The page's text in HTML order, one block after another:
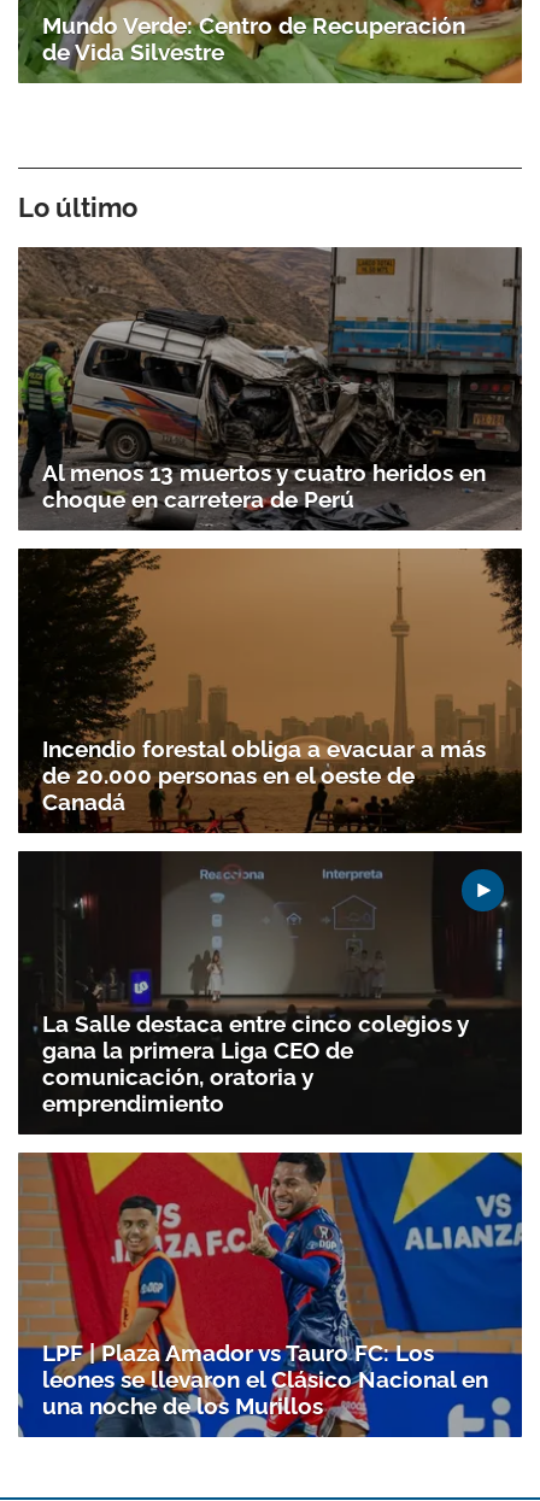
Mundo Verde: Centro de Recuperación
de Vida Silvestre
Lo último
Al menos 13 muertos y cuatro heridos en
choque en carretera de Perú
Incendio forestal obliga a evacuar a más
de 20.000 personas en el oeste de
Canadá
La Salle destaca entre cinco colegios y
gana la primera Liga CEO de
comunicación, oratoria y
emprendimiento
LPF | Plaza Amador vs Tauro FC: Los
leones se llevaron el Clásico Nacional en
una noche de los Murillos